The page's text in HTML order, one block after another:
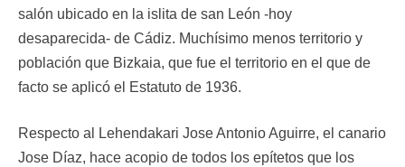
salón ubicado en la islita de san León -hoy
desaparecida- de Cádiz. Muchísimo menos territorio y
población que Bizkaia, que fue el territorio en el que de
facto se aplicó el Estatuto de 1936.
Respecto al Lehendakari Jose Antonio Aguirre, el canario
Jose Díaz, hace acopio de todos los epítetos que los